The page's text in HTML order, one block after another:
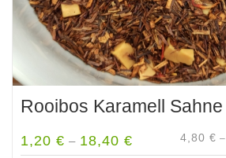
Rooibos Karamell Sahne
1,20 € – 18,40 € 4,80 € –